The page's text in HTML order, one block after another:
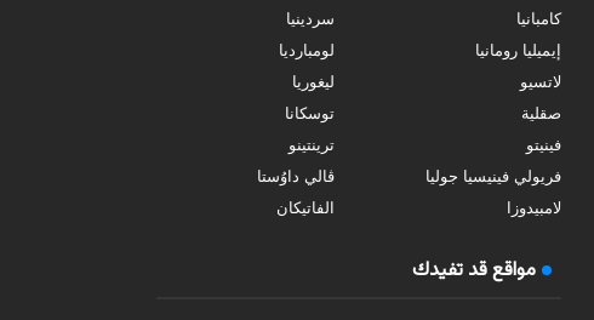
كامبانيا
سردينيا
إيميليا رومانيا
لومبارديا
لاتسيو
ليغوريا
صقلية
توسكانا
فينيتو
ترينتينو
فريولي فينيسيا جوليا
ڤالي داوُستا
لامبيدوزا
الفاتيكان
مواقع قد تفيدك